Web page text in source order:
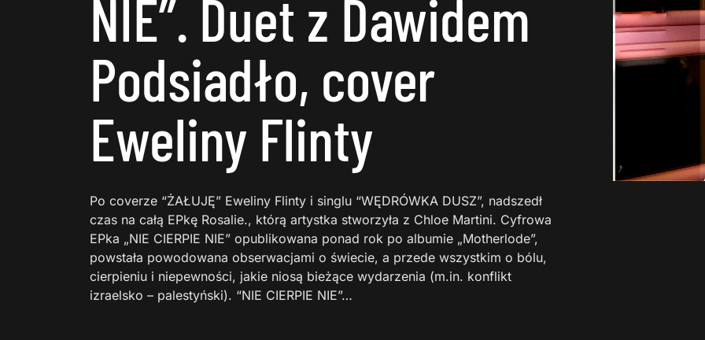
NIE”. Duet z Dawidem
Podsiadło, cover
Eweliny Flinty
Po coverze “ŻAŁUJĘ” Eweliny Flinty i singlu “WĘDRÓWKA DUSZ”, nadszedł
czas na całą EPkę Rosalie., którą artystka stworzyła z Chloe Martini. Cyfrowa
EPka „NIE CIERPIE NIE” opublikowana ponad rok po albumie „Motherlode”,
powstała powodowana obserwacjami o świecie, a przede wszystkim o bólu,
cierpieniu i niepewności, jakie niosą bieżące wydarzenia (m.in. konflikt
izraelsko – palestyński). “NIE CIERPIE NIE”…